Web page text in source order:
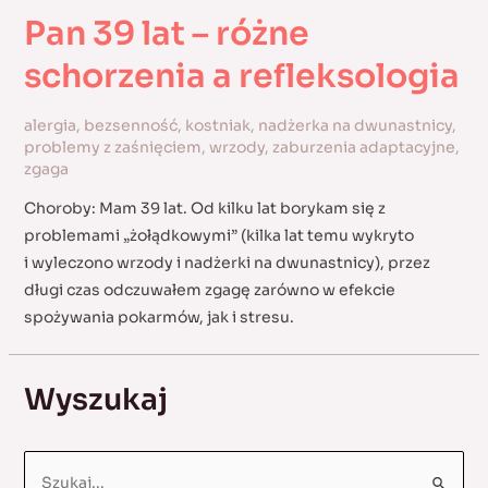
Pan 39 lat – różne
schorzenia a refleksologia
alergia, bezsenność, kostniak, nadżerka na dwunastnicy,
problemy z zaśnięciem, wrzody, zaburzenia adaptacyjne,
zgaga
Choroby: Mam 39 lat. Od kilku lat borykam się z
problemami „żołądkowymi” (kilka lat temu wykryto
i wyleczono wrzody i nadżerki na dwunastnicy), przez
długi czas odczuwałem zgagę zarówno w efekcie
spożywania pokarmów, jak i stresu.
Wyszukaj